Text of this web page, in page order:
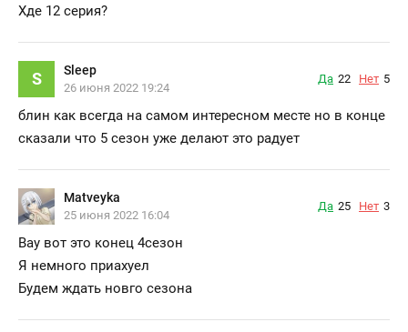
Хде 12 серия?
S Sleep
26 июня 2022 19:24
Да 22 Нет 5
блин как всегда на самом интересном месте но в конце
сказали что 5 сезон уже делают это радует
Matveyka
25 июня 2022 16:04
Да 25 Нет 3
Вау вот это конец 4сезон
Я немного приахуел
Будем ждать новго сезона